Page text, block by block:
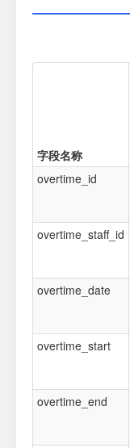
字段名称
overtime_id
overtime_staff_id
overtime_date
overtime_start
overtime_end